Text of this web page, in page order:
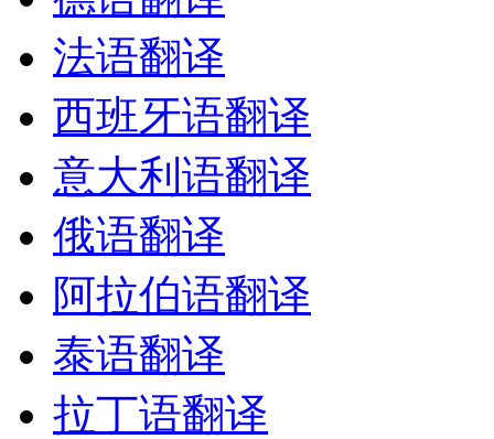
法语翻译
西班牙语翻译
意大利语翻译
俄语翻译
阿拉伯语翻译
泰语翻译
拉丁语翻译